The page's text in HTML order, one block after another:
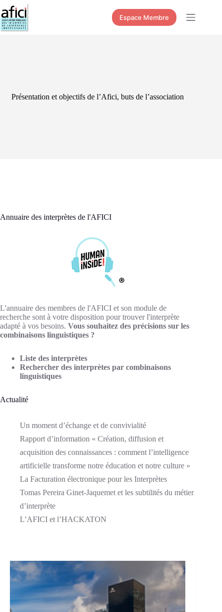
Passer
au
contenu
Espace Membre
Présentation et objectifs de l’Afici, buts de l’association
Annuaire des interprètes de l'AFICI
L'annuaire des membres de l'AFICI et son module de
recherche sont à votre disposition pour trouver l'interprète
adapté à vos besoins. Vous souhaitez des précisions sur les
combinaisons linguistiques ?
Liste des interprètes
Rechercher des interprètes par combinaisons
linguistiques
Actualité
Un moment d’échange et de convivialité
Rapport d’information « Création, diffusion et
acquisition des connaissances : comment l’intelligence
artificielle transforme notre éducation et notre culture »
La Facturation électronique pour les Interprètes
Tomas Pereira Ginet-Jaquemet et les subtilités du métier
d’interprète
L’AFICI et l’HACKATON